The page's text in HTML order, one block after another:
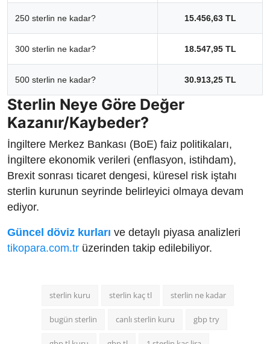
250 sterlin ne kadar? 15.456,63 TL
300 sterlin ne kadar? 18.547,95 TL
500 sterlin ne kadar? 30.913,25 TL
Sterlin Neye Göre Değer
Kazanır/Kaybeder?
İngiltere Merkez Bankası (BoE) faiz politikaları,
İngiltere ekonomik verileri (enflasyon, istihdam),
Brexit sonrası ticaret dengesi, küresel risk iştahı
sterlin kurunun seyrinde belirleyici olmaya devam
ediyor.
Güncel döviz kurları ve detaylı piyasa analizleri
tikopara.com.tr üzerinden takip edilebiliyor.
sterlin kuru sterlin kaç tl sterlin ne kadar
bugün sterlin canlı sterlin kuru gbp try